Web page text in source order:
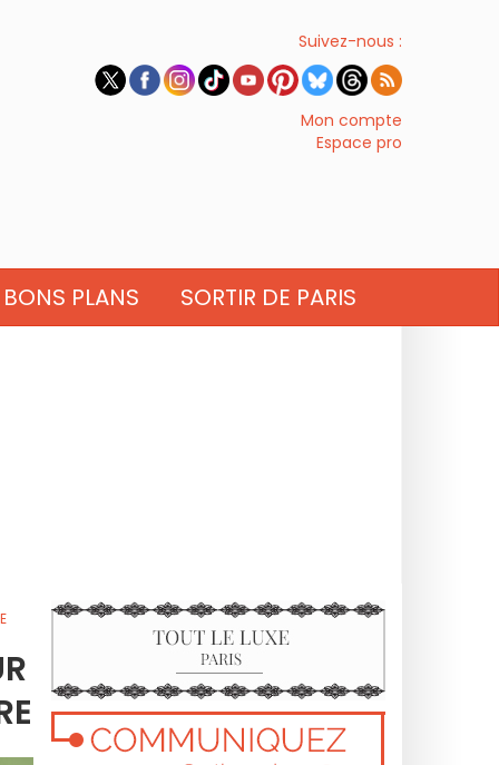
Suivez-nous :
Mon compte
Espace pro
BONS PLANS SORTIR DE PARIS